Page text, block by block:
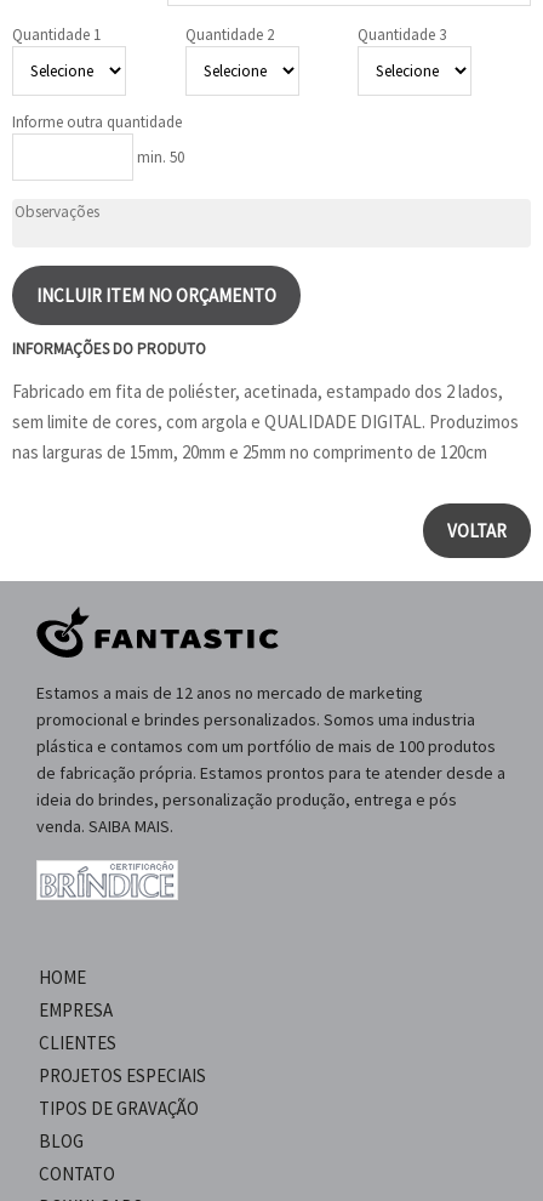
Quantidade 1 Quantidade 2 Quantidade 3
Informe outra quantidade
min. 50
INCLUIR ITEM NO ORÇAMENTO
INFORMAÇÕES DO PRODUTO
Fabricado em fita de poliéster, acetinada, estampado dos 2 lados,
sem limite de cores, com argola e QUALIDADE DIGITAL. Produzimos
nas larguras de 15mm, 20mm e 25mm no comprimento de 120cm
VOLTAR
Estamos a mais de 12 anos no mercado de marketing
promocional e brindes personalizados. Somos uma industria
plástica e contamos com um portfólio de mais de 100 produtos
de fabricação própria. Estamos prontos para te atender desde a
ideia do brindes, personalização produção, entrega e pós
venda. SAIBA MAIS.
HOME
EMPRESA
CLIENTES
PROJETOS ESPECIAIS
TIPOS DE GRAVAÇÃO
BLOG
CONTATO